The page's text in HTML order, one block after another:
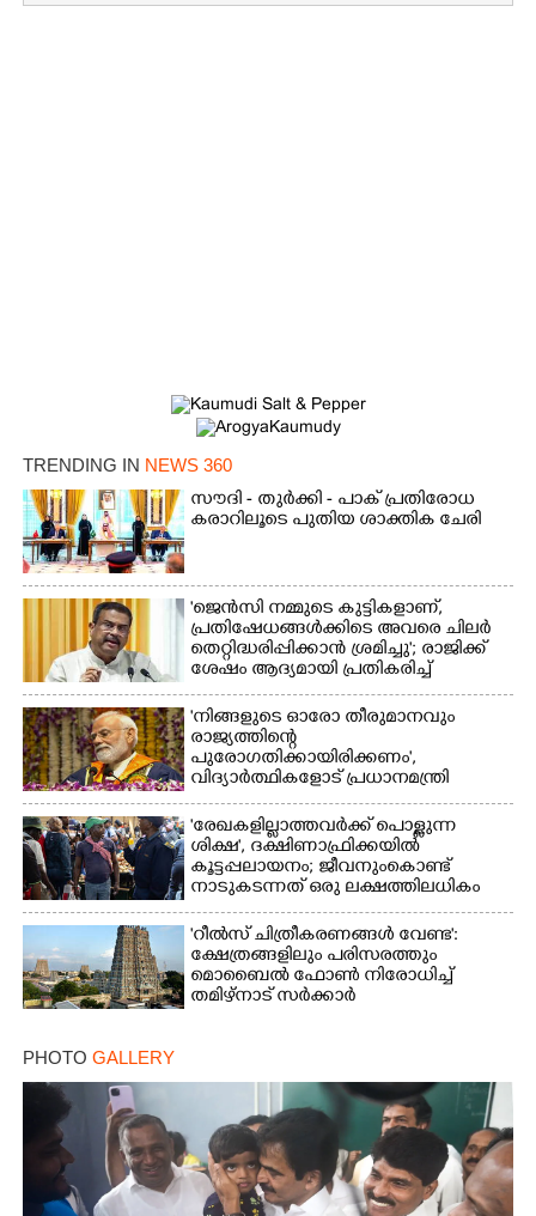
TRENDING IN NEWS 360
സൗദി - തുർക്കി - പാക് പ്രതിരോധ
കരാറിലൂടെ പുതിയ ശാക്തിക ചേരി
'ജെൻസി നമ്മുടെ കുട്ടികളാണ്,
പ്രതിഷേധങ്ങൾക്കിടെ അവരെ ചിലർ
തെറ്റിദ്ധരിപ്പിക്കാൻ ശ്രമിച്ചു'; രാജിക്ക്
ശേഷം ആദ്യമായി പ്രതികരിച്ച്
ധർമ്മേന്ദ്ര പ്രധാൻ
'നിങ്ങളുടെ ഓരോ തീരുമാനവും
രാജ്യത്തിന്റെ
പുരോഗതിക്കായിരിക്കണം',​
വിദ്യാർത്ഥികളോട് പ്രധാനമന്ത്രി
'രേഖകളില്ലാത്തവർക്ക് പൊള്ളുന്ന
ശിക്ഷ', ദക്ഷിണാഫ്രിക്കയിൽ
കൂട്ടപ്പലായനം; ജീവനുംകൊണ്ട്
നാടുകടന്നത് ഒരു ലക്ഷത്തിലധികം
പേർ
'റീൽസ് ചിത്രീകരണങ്ങൾ വേണ്ട':
ക്ഷേത്രങ്ങളിലും പരിസരത്തും
മൊബൈൽ ഫോൺ നിരോധിച്ച്
തമിഴ്നാട് സർക്കാർ
PHOTO GALLERY